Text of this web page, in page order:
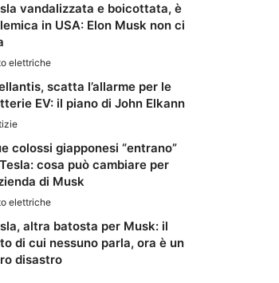
vandalizzata e boicottata, è
in USA: Elon Musk non ci
elettriche
scatta l’allarme per le
EV: il piano di John Elkann
colossi giapponesi “entrano”
cosa può cambiare per
di Musk
elettriche
altra batosta per Musk: il
di cui nessuno parla, ora è un
disastro